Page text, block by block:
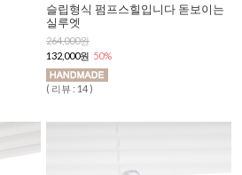
슬립형식 펌프스힐입니다 돋보이는
실루엣
264,000원
132,000원 50%
( 리뷰 : 14 )